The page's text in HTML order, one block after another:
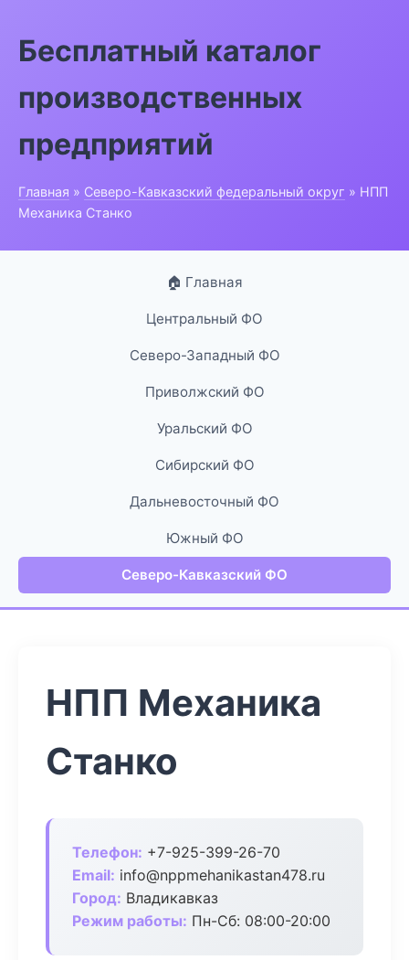
Бесплатный каталог
производственных
предприятий
Главная » Северо-Кавказский федеральный округ » НПП
Механика Станко
🏠 Главная
Центральный ФО
Северо-Западный ФО
Приволжский ФО
Уральский ФО
Сибирский ФО
Дальневосточный ФО
Южный ФО
Северо-Кавказский ФО
НПП Механика
Станко
Телефон: +7-925-399-26-70
Email: info@nppmehanikastan478.ru
Город: Владикавказ
Режим работы: Пн-Сб: 08:00-20:00